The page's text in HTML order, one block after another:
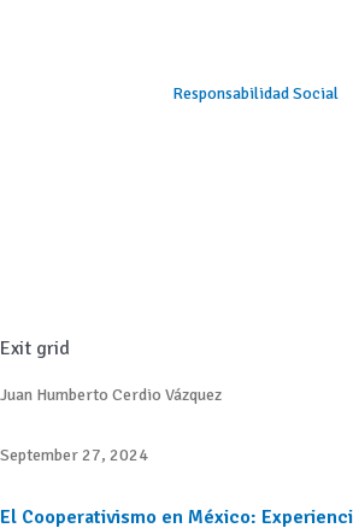
Responsabilidad Social
Exit grid
Juan Humberto Cerdio Vázquez
September 27, 2024
El Cooperativismo en México: